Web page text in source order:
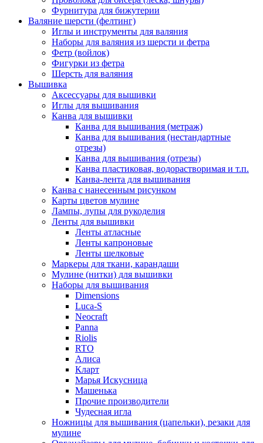
Фурнитура для бижутерии
Валяние шерсти (фелтинг)
Иглы и инструменты для валяния
Наборы для валяния из шерсти и фетра
Фетр (войлок)
Фигурки из фетра
Шерсть для валяния
Вышивка
Аксессуары для вышивки
Иглы для вышивания
Канва для вышивки
Канва для вышивания (метраж)
Канва для вышивания (нестандартные
отрезы)
Канва для вышивания (отрезы)
Канва пластиковая, водорастворимая и т.п.
Канва-лента для вышивания
Канва с нанесенным рисунком
Карты цветов мулине
Лампы, лупы для рукоделия
Ленты для вышивки
Ленты атласные
Ленты капроновые
Ленты шелковые
Маркеры для ткани, карандаши
Мулине (нитки) для вышивки
Наборы для вышивания
Dimensions
Luca-S
Neocraft
Panna
Riolis
RTO
Алиса
Кларт
Марья Искусница
Машенька
Прочие производители
Чудесная игла
Ножницы для вышивания (цапельки), резаки для
мулине